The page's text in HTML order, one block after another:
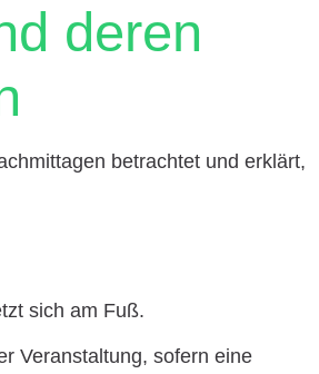
deren
betrachtet und erklärt,
sich am Fuß.
Veranstaltung, sofern eine